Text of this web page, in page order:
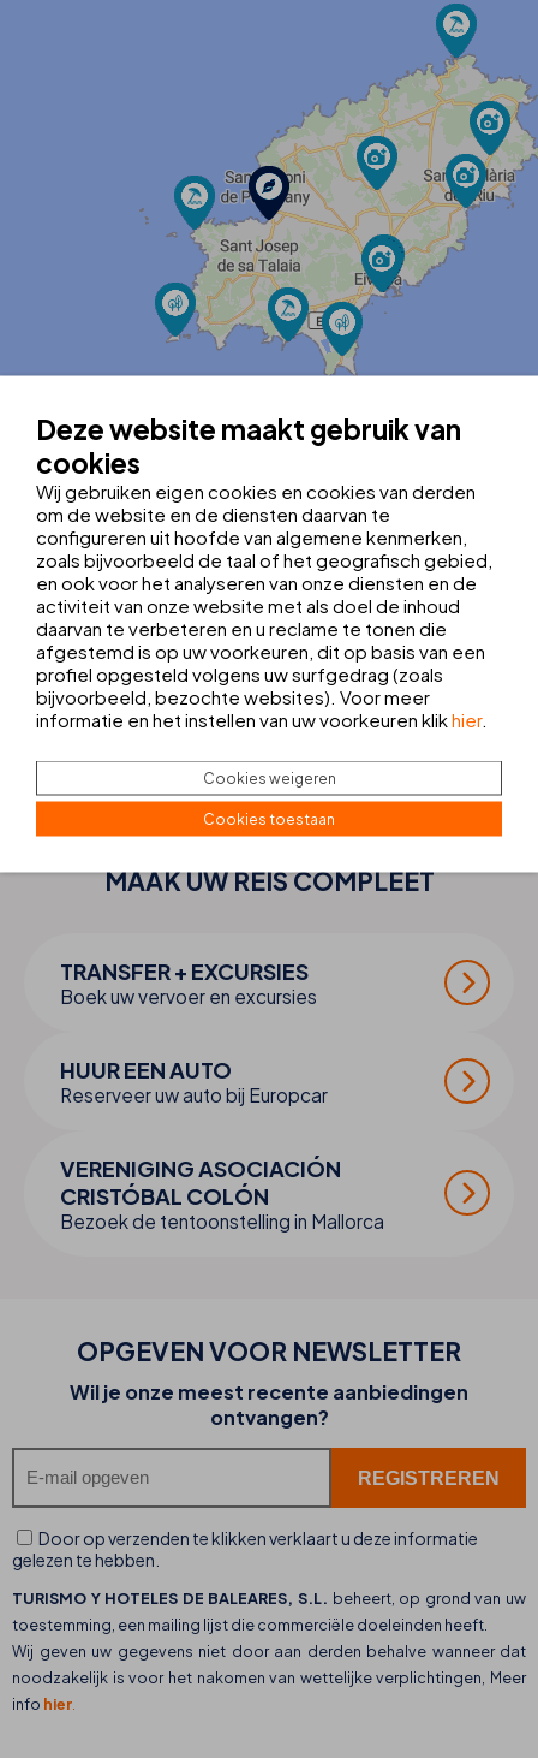
OpenStreetMap contributors
Tel.:+34 971 348 215
oceanbeachrecep@thbhotels.com
Registratienummer: H-PM-443
Breedtegraad:38.9714064
Lengtegraad:1.3053456
Kies je vertrekpunt:
LUCHTHAVEN
BUSSTATION
MAAK UWREISCOMPLEET
TRANSFER + EXCURSIES
Boek uw vervoer en excursies
HUUR EEN AUTO
Reserveer uw auto bij Europcar
VERENIGING ASOCIACIÓN
CRISTÓBAL COLÓN
Bezoek de tentoonstelling in Mallorca
OPGEVEN VOOR NEWSLETTER
Wil je onze meest recente aanbiedingen
ontvangen?
Door op verzenden te klikken verklaart u deze informatie
gelezen te hebben.
TURISMO Y HOTELES DE BALEARES, S.L. beheert, op grond van uw
toestemming, een mailing lijst die commerciële doeleinden heeft.
Wij geven uw gegevens niet door aan derden behalve wanneer dat
noodzakelijk is voor het nakomen van wettelijke verplichtingen, Meer
info hier.
Deze website maakt gebruik van
cookies
Wij gebruiken eigen cookies en cookies van derden
om de website en de diensten daarvan te
configureren uit hoofde van algemene kenmerken,
zoals bijvoorbeeld de taal of het geografisch gebied,
en ook voor het analyseren van onze diensten en de
activiteit van onze website met als doel de inhoud
daarvan te verbeteren en u reclame te tonen die
afgestemd is op uw voorkeuren, dit op basis van een
profiel opgesteld volgens uw surfgedrag (zoals
bijvoorbeeld, bezochte websites). Voor meer
informatie en het instellen van uw voorkeuren klikhier.
Cookies weigeren
Cookies toestaan